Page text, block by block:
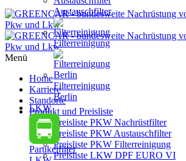
Austauschfilter
Filterreinigung
Filterreinigung
Berlin
LKW
Partikelfilter
Menü
Home
Karriere
Standorte
Produkt und Preisliste
Preisliste PKW Nachrüstfilter
Preisliste PKW Austauschfilter
Preisliste PKW Filterreinigung
Preisliste LKW DPF EURO VI